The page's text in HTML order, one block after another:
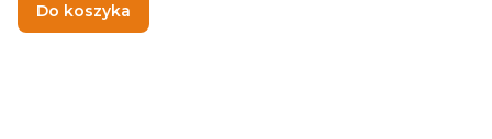
Do koszyka